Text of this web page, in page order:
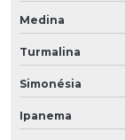
Medina
Turmalina
Simonésia
Ipanema